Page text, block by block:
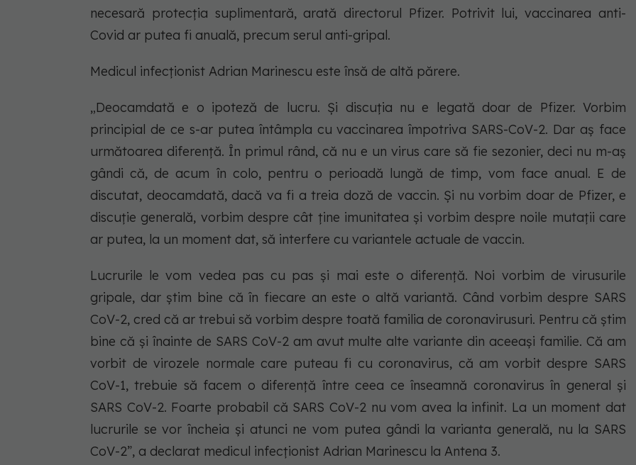
necesară protecția suplimentară, arată directorul Pfizer. Potrivit lui, vaccinarea anti-
Covid ar putea fi anuală, precum serul anti-gripal.
Medicul infecționist Adrian Marinescu este însă de altă părere.
„Deocamdată e o ipoteză de lucru. Și discuția nu e legată doar de Pfizer. Vorbim
principial de ce s-ar putea întâmpla cu vaccinarea împotriva SARS-CoV-2. Dar aș face
următoarea diferență. În primul rând, că nu e un virus care să fie sezonier, deci nu m-aș
gândi că, de acum în colo, pentru o perioadă lungă de timp, vom face anual. E de
discutat, deocamdată, dacă va fi a treia doză de vaccin. Și nu vorbim doar de Pfizer, e
discuție generală, vorbim despre cât ține imunitatea și vorbim despre noile mutații care
ar putea, la un moment dat, să interfere cu variantele actuale de vaccin.
Lucrurile le vom vedea pas cu pas și mai este o diferență. Noi vorbim de virusurile
gripale, dar știm bine că în fiecare an este o altă variantă. Când vorbim despre SARS
CoV-2, cred că ar trebui să vorbim despre toată familia de coronavirusuri. Pentru că știm
bine că și înainte de SARS CoV-2 am avut multe alte variante din aceeași familie. Că am
vorbit de virozele normale care puteau fi cu coronavirus, că am vorbit despre SARS
CoV-1, trebuie să facem o diferență între ceea ce înseamnă coronavirus în general și
SARS CoV-2. Foarte probabil că SARS CoV-2 nu vom avea la infinit. La un moment dat
lucrurile se vor încheia și atunci ne vom putea gândi la varianta generală, nu la SARS
CoV-2”, a declarat medicul infecționist Adrian Marinescu la Antena 3.